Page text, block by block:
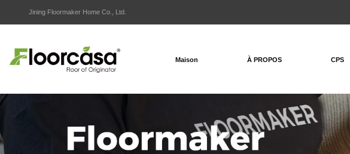
Jining Floormaker Home Co., Ltd.
Maison À PROPOS CPS